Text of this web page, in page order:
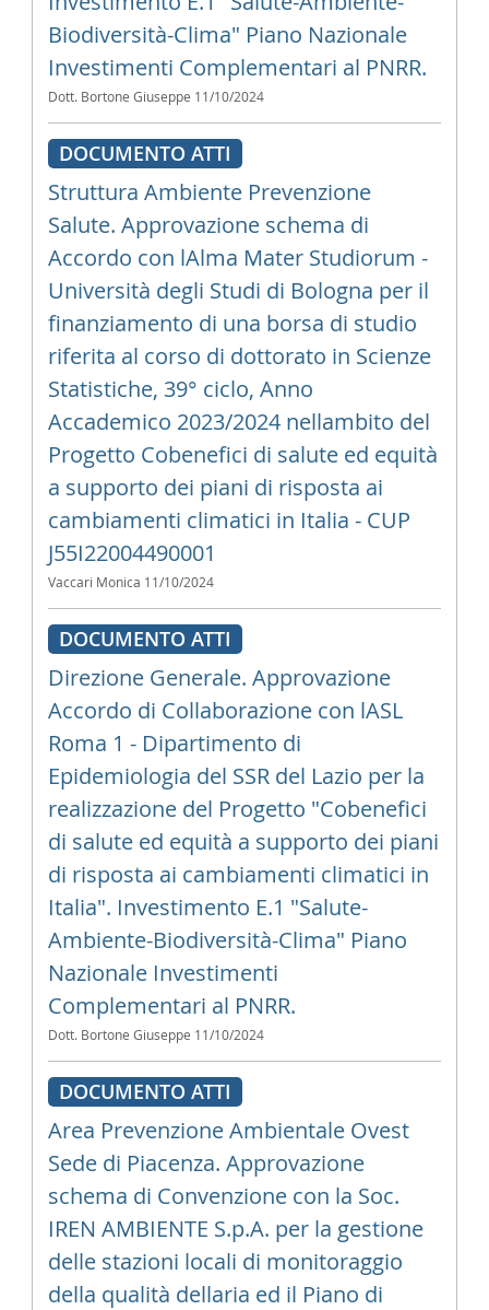
Biodiversità-Clima" Piano Nazionale
Investimenti Complementari al PNRR.
Dott. Bortone Giuseppe 11/10/2024
DOCUMENTO ATTI
Struttura Ambiente Prevenzione
Salute. Approvazione schema di
Accordo con lAlma Mater Studiorum -
Università degli Studi di Bologna per il
finanziamento di una borsa di studio
riferita al corso di dottorato in Scienze
Statistiche, 39° ciclo, Anno
Accademico 2023/2024 nellambito del
Progetto Cobenefici di salute ed equità
a supporto dei piani di risposta ai
cambiamenti climatici in Italia - CUP
J55I22004490001
Vaccari Monica 11/10/2024
DOCUMENTO ATTI
Direzione Generale. Approvazione
Accordo di Collaborazione con lASL
Roma 1 - Dipartimento di
Epidemiologia del SSR del Lazio per la
realizzazione del Progetto "Cobenefici
di salute ed equità a supporto dei piani
di risposta ai cambiamenti climatici in
Italia". Investimento E.1 "Salute-
Ambiente-Biodiversità-Clima" Piano
Nazionale Investimenti
Complementari al PNRR.
Dott. Bortone Giuseppe 11/10/2024
DOCUMENTO ATTI
Area Prevenzione Ambientale Ovest 
Sede di Piacenza. Approvazione
schema di Convenzione con la Soc.
IREN AMBIENTE S.p.A. per la gestione
delle stazioni locali di monitoraggio
della qualità dellaria ed il Piano di